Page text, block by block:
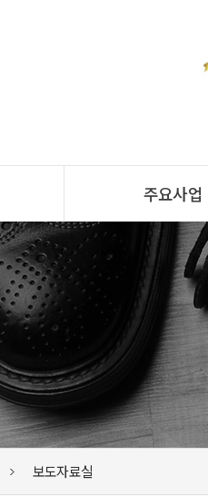
주요사업
보도자료실